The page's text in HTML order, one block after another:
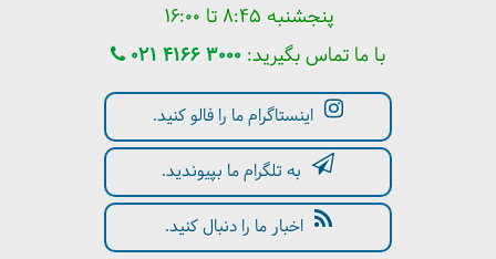
پنجشنبه ۸:۴۵ تا ۱۶:۰۰
با ما تماس بگیرید: 021 4166 3000
اینستاگرام ما را فالو کنید.
به تلگرام ما بپیوندید.
اخبار ما را دنبال کنید.